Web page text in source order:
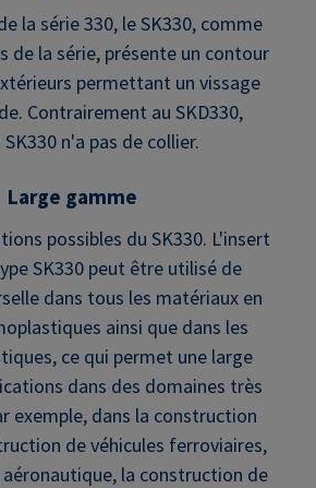
la série 330, le SK330, comme
de la série, présente un contour
permettant un vissage
Contrairement au SKD330,
n'a pas de collier.
Large gamme
possibles du SK330. L'insert
SK330 peut être utilisé de
dans tous les matériaux en
ainsi que dans les
ce qui permet une large
dans des domaines très
exemple, dans la construction
de véhicules ferroviaires,
la construction de